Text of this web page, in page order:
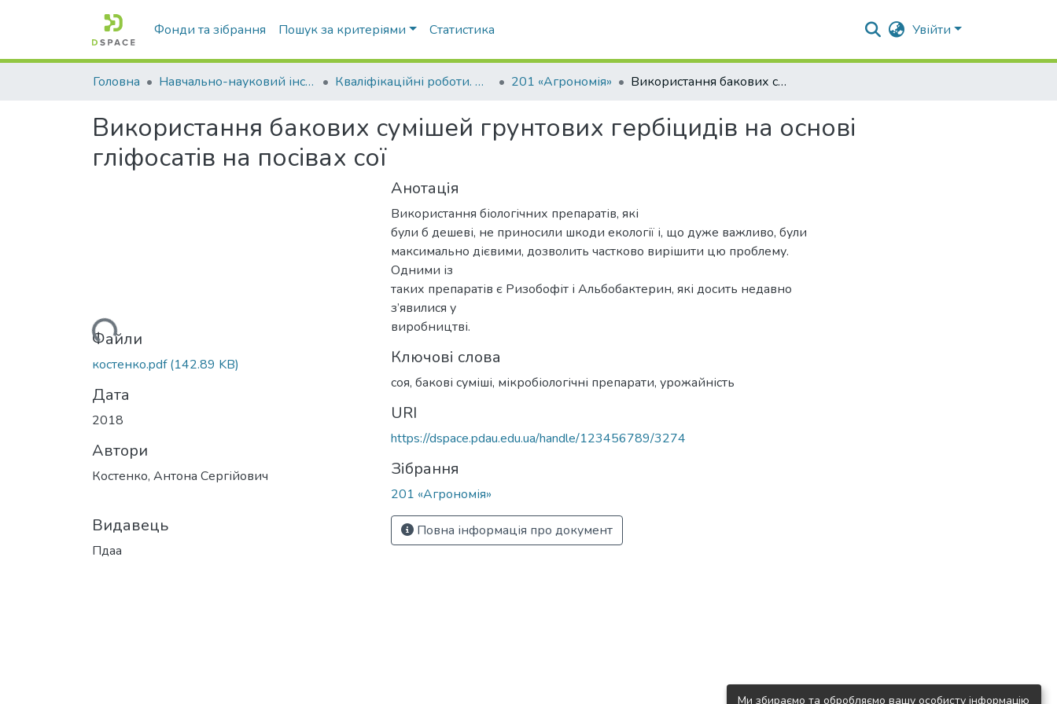
Фонди та зібрання Пошук за критеріями Статистика Увійти
Головна Навчально-науковий інститут агротехнологій, селекції та екології Кваліфікаційні роботи. ННІ агротехнологій, селекції та екології 201 «Агрономія» Використання бакових сумішей грунтових гербіцидів на основі гліфосатів на посівах сої
Використання бакових сумішей грунтових гербіцидів на основі
гліфосатів на посівах сої
Вантажиться...
Файли
костенко.pdf(142.89 KB)
Дата
2018
Автори
Костенко, Антона Сергійович
Видавець
Пдаа
Анотація
Використання біологічних препаратів, які
були б дешеві, не приносили шкоди екології і, що дуже важливо, були
максимально дієвими, дозволить частково вирішити цю проблему.
Одними із
таких препаратів є Ризобофіт і Альбобактерин, які досить недавно
з’явилися у
виробництві.
Ключові слова
соя, бакові суміші, мікробіологічні препарати, урожайність
URI
https://dspace.pdau.edu.ua/handle/123456789/3274
Зібрання
201 «Агрономія»
Повна інформація про документ
Ми збираємо та обробляємо вашу особисту інформацію